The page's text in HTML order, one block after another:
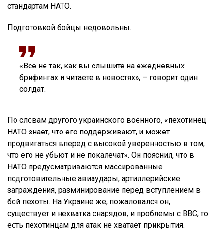
стандартам НАТО.
Подготовкой бойцы недовольны.
«Все не так, как вы слышите на ежедневных
брифингах и читаете в новостях», – говорит один
солдат.
По словам другого украинского военного, «пехотинец
НАТО знает, что его поддерживают, и может
продвигаться вперед с высокой уверенностью в том,
что его не убьют и не покалечат». Он пояснил, что в
НАТО предусматриваются массированные
подготовительные авиаудары, артиллерийские
заграждения, разминирование перед вступлением в
бой пехоты. На Украине же, пожаловался он,
существует и нехватка снарядов, и проблемы с ВВС, то
есть пехотинцам для атак не хватает прикрытия.